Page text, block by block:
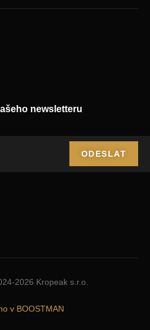
newsletteru
ODESLAT
2026 Kropeak s.r.o.
v BOOSTMAN